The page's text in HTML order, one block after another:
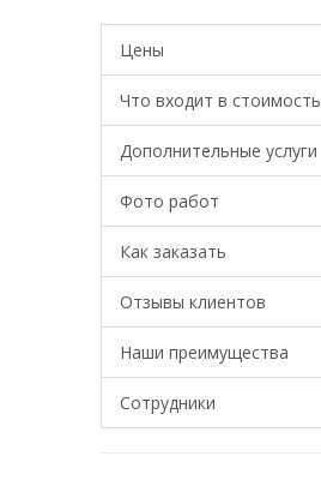
Цены
Что входит в стоимость
Дополнительные услуги
Фото работ
Как заказать
Отзывы клиентов
Наши преимущества
Сотрудники